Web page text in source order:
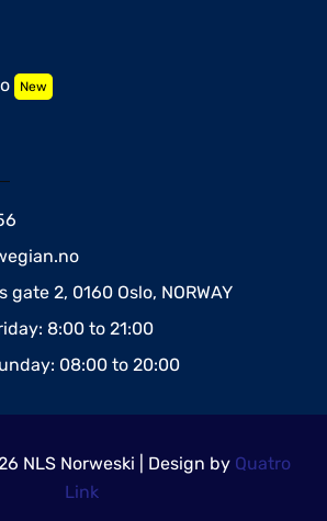
New
gate 2, 0160 Oslo, NORWAY
8:00 to 21:00
08:00 to 20:00
NLS Norweski | Design by Quatro
Link